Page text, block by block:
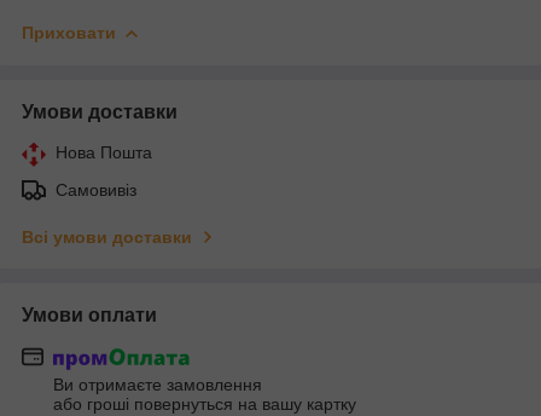
Приховати
Умови доставки
Нова Пошта
Самовивіз
Всі умови доставки
Умови оплати
Ви отримаєте замовлення
або гроші повернуться на вашу картку